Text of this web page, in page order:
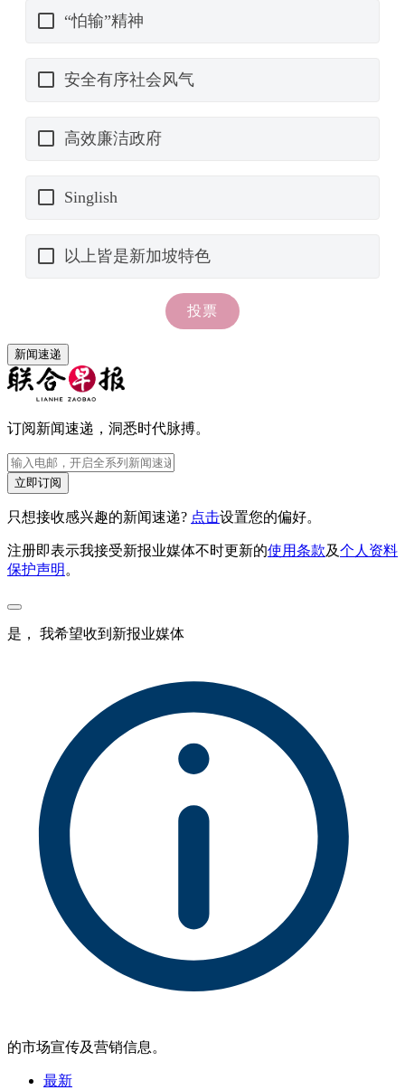
新闻速递
订阅新闻速递，洞悉时代脉搏。
立即订阅
只想接收感兴趣的新闻速递? 点击设置您的偏好。
注册即表示我接受新报业媒体不时更新的使用条款及个人资料
保护声明 。
是， 我希望收到新报业媒体
的市场宣传及营销信息。
最新